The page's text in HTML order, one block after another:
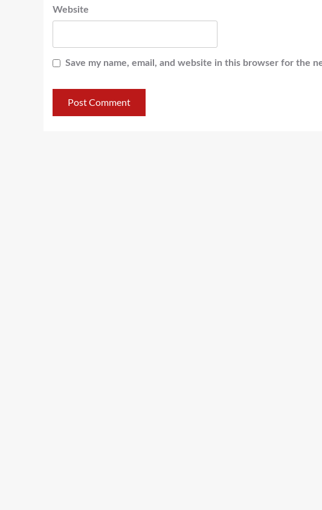
Website
Save my name, email, and website in this browser for the